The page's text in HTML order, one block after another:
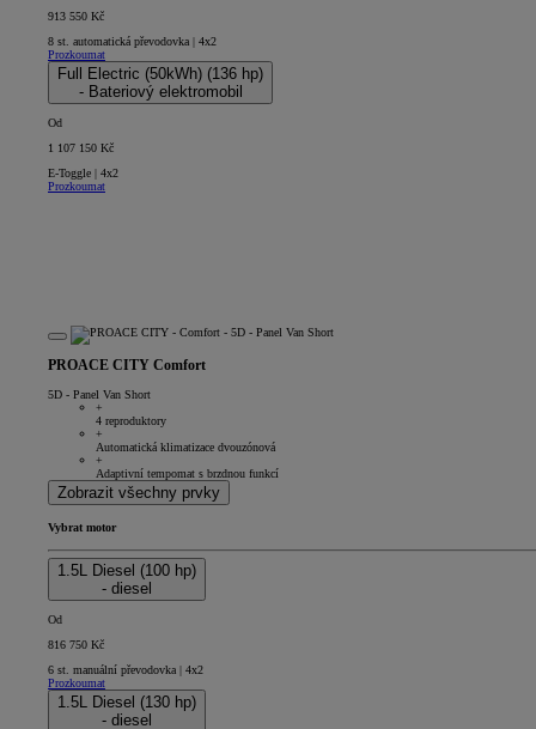
913 550 Kč
8 st. automatická převodovka | 4x2
Prozkoumat
Full Electric (50kWh) (136 hp)
- Bateriový elektromobil
Od
1 107 150 Kč
E-Toggle | 4x2
Prozkoumat
PROACE CITY Comfort
5D - Panel Van Short
+
4 reproduktory
+
Automatická klimatizace dvouzónová
+
Adaptivní tempomat s brzdnou funkcí
Zobrazit všechny prvky
Vybrat motor
1.5L Diesel (100 hp)
- diesel
Od
816 750 Kč
6 st. manuální převodovka | 4x2
Prozkoumat
1.5L Diesel (130 hp)
- diesel